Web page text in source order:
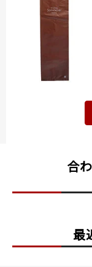
合
最